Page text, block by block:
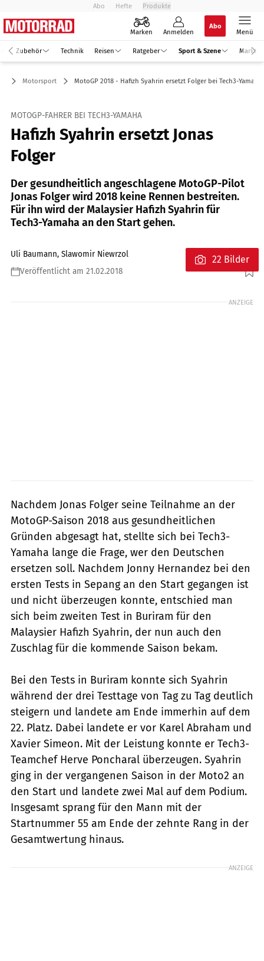
Abo Hefte Produkte
Marken Anmelden
Abo
Menü
Zubehör Technik Reisen Ratgeber Sport & Szene Markt
Motorsport MotoGP 2018 - Hafizh Syahrin ersetzt Folger bei Tech3-Yamaha
MOTOGP-FAHRER BEI TECH3-YAMAHA
Hafizh Syahrin ersetzt Jonas
Folger
Der gesundheitlich angeschlagene MotoGP-Pilot
Jonas Folger wird 2018 keine Rennen bestreiten.
Für ihn wird der Malaysier Hafizh Syahrin für
Tech3-Yamaha an den Start gehen.
Uli Baumann, Slawomir Niewrzol
Veröffentlicht am 21.02.2018
Foto: 2snap
22 Bilder
ANZEIGE
Nachdem Jonas Folger seine Teilnahme an der
MotoGP-Saison 2018 aus gesundheitlichen
Gründen abgesagt hat, stellte sich bei Tech3-
Yamaha lange die Frage, wer den Deutschen
ersetzen soll. Nachdem Jonny Hernandez bei den
ersten Tests in Sepang an den Start gegangen ist
und nicht überzeugen konnte, entschied man
sich beim zweiten Test in Buriram für den
Malaysier Hafizh Syahrin, der nun auch den
Zuschlag für die kommende Saison bekam.
Bei den Tests in Buriram konnte sich Syahrin
während der drei Testtage von Tag zu Tag deutlich
steigern und landete am Ende immerhin auf dem
22. Platz. Dabei landete er vor Karel Abraham und
Xavier Simeon. Mit der Leistung konnte er Tech3-
Teamchef Herve Poncharal überzeugen. Syahrin
ging in der vergangenen Saison in der Moto2 an
den Start und landete zwei Mal auf dem Podium.
Insgesamt sprang für den Mann mit der
Startnummer 55 am Ende der zehnte Rang in der
Gesamtwertung hinaus.
ANZEIGE